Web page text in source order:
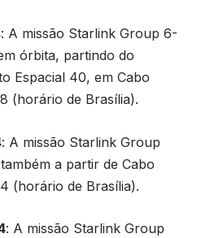
: A missão Starlink Group 6-
órbita, partindo do
Espacial 40, em Cabo
(horário de Brasília).
: A missão Starlink Group
a partir de Cabo
(horário de Brasília).
: A missão Starlink Group